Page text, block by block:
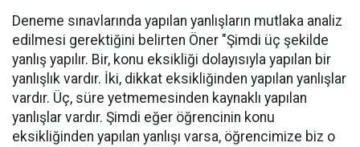
Deneme sınavlarında yapılan yanlışların mutlaka analiz
edilmesi gerektiğini belirten Öner "Şimdi üç şekilde
yanlış yapılır. Bir, konu eksikliği dolayısıyla yapılan bir
yanlışlık vardır. İki, dikkat eksikliğinden yapılan yanlışlar
vardır. Üç, süre yetmemesinden kaynaklı yapılan
yanlışlar vardır. Şimdi eğer öğrencinin konu
eksikliğinden yapılan yanlışı varsa, öğrencimize biz o